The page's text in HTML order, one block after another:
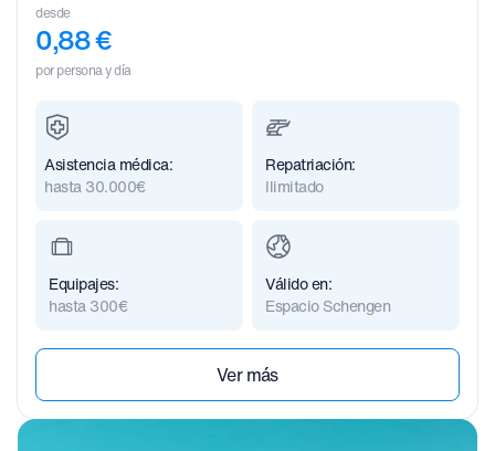
desde
0,88€
por persona y día
Asistencia médica:
hasta 30.000€
Repatriación:
Ilimitado
Equipajes:
hasta 300€
Válido en:
Espacio Schengen
Ver más